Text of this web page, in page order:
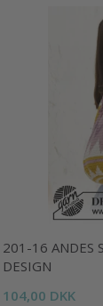
201-16 ANDES
DESIGN
104,00 DKK